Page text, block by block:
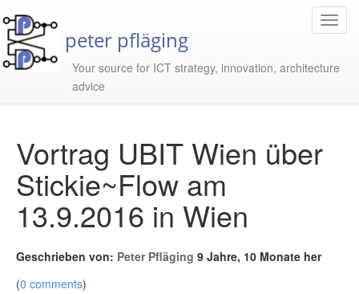
peter pfläging
Your source for ICT strategy, innovation, architecture
advice
Vortrag UBIT Wien über
Stickie~Flow am
13.9.2016 in Wien
Geschrieben von: Peter Pfläging 9 Jahre, 10 Monate her
(0 comments)